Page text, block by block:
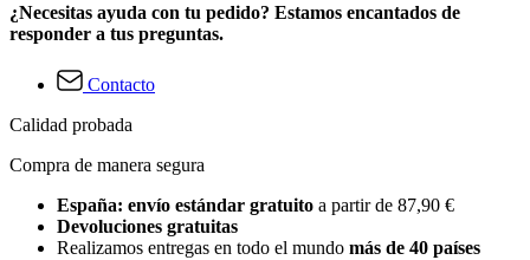
¿Necesitas ayuda con tu pedido? Estamos encantados de
responder a tus preguntas.
Contacto
Calidad probada
Compra de manera segura
España: envío estándar gratuito a partir de 87,90 €
Devoluciones gratuitas
Realizamos entregas en todo el mundo más de 40 países